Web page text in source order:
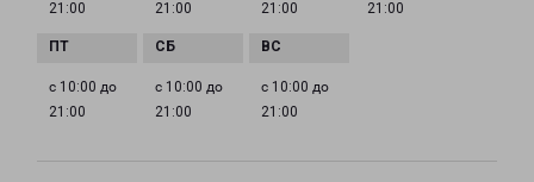
21:00
21:00
21:00
21:00
с 10:00 до
21:00
с 10:00 до
21:00
с 10:00 до
21:00